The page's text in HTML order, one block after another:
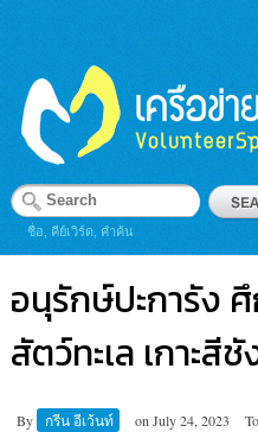
ชื่อ, คีย์เวิร์ด, คำค้น
อนุรักษ์ปะการัง
สัตว์ทะเล เกาะสี
By กรีน อีเว้นท์ on July 24, 2023